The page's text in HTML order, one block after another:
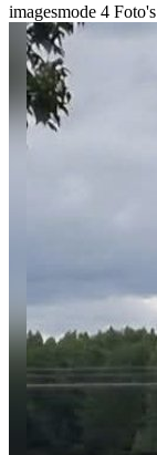
imagesmode 4 Foto's